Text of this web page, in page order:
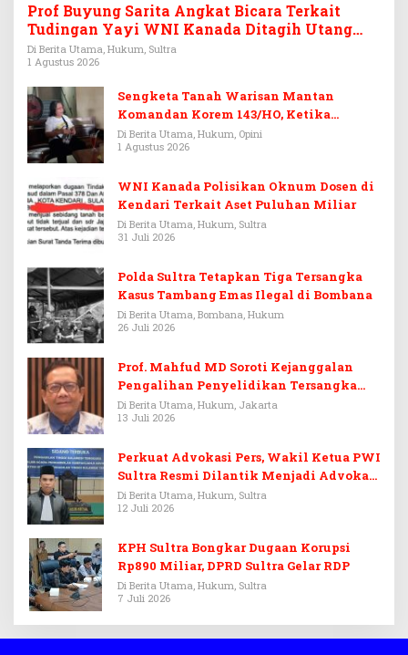
Prof Buyung Sarita Angkat Bicara Terkait
Tudingan Yayi WNI Kanada Ditagih Utang
Rp3,6 Miliar
Di Berita Utama, Hukum, Sultra
1 Agustus 2026
Sengketa Tanah Warisan Mantan
Komandan Korem 143/HO, Ketika
Warisan Menjadi Arena Pemerasan
Di Berita Utama, Hukum, Opini
1 Agustus 2026
WNI Kanada Polisikan Oknum Dosen di
Kendari Terkait Aset Puluhan Miliar
Di Berita Utama, Hukum, Sultra
31 Juli 2026
Polda Sultra Tetapkan Tiga Tersangka
Kasus Tambang Emas Ilegal di Bombana
Di Berita Utama, Bombana, Hukum
26 Juli 2026
Prof. Mahfud MD Soroti Kejanggalan
Pengalihan Penyelidikan Tersangka
Febrie Adriansyah
Di Berita Utama, Hukum, Jakarta
13 Juli 2026
Perkuat Advokasi Pers, Wakil Ketua PWI
Sultra Resmi Dilantik Menjadi Advokat
PERADI
Di Berita Utama, Hukum, Sultra
12 Juli 2026
KPH Sultra Bongkar Dugaan Korupsi
Rp890 Miliar, DPRD Sultra Gelar RDP
Di Berita Utama, Hukum, Sultra
7 Juli 2026